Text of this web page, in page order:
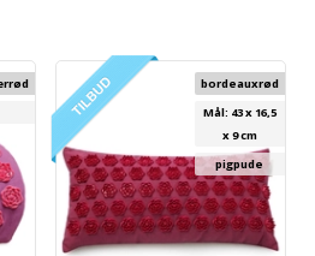
bordeauxrød
Mål: 43 x 16,5
x 9 cm
pigpude